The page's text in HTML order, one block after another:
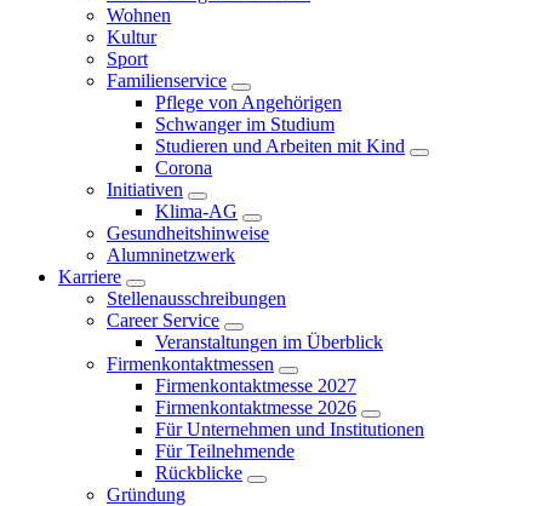
Wohnen
Kultur
Sport
Familienservice
Pflege von Angehörigen
Schwanger im Studium
Studieren und Arbeiten mit Kind
Corona
Initiativen
Klima-AG
Gesundheitshinweise
Alumninetzwerk
Karriere
Stellenausschreibungen
Career Service
Veranstaltungen im Überblick
Firmenkontaktmessen
Firmenkontaktmesse 2027
Firmenkontaktmesse 2026
Für Unternehmen und Institutionen
Für Teilnehmende
Rückblicke
Gründung